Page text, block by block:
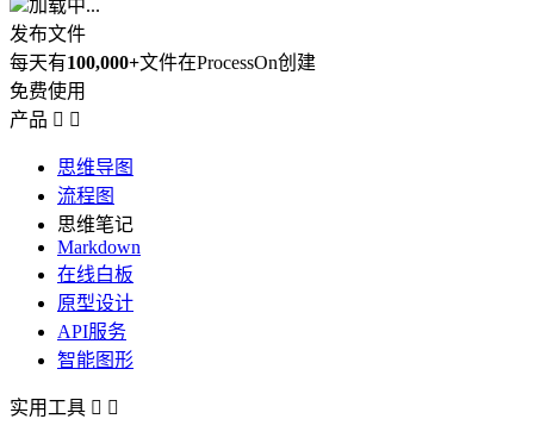
加载中...
发布文件
每天有100,000+文件在ProcessOn创建
免费使用
产品  
思维导图
流程图
思维笔记
Markdown
在线白板
原型设计
API服务
智能图形
实用工具  